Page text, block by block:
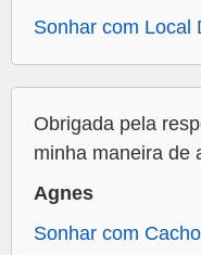
Sonhar com Local
Obrigada pela
minha maneira de
Agnes
Sonhar com